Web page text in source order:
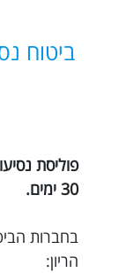
ביטוח
פוליסת
30 ימים.
הריון: